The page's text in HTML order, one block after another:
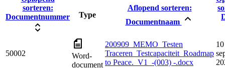
sorteren:
Documentnummer
Type
Aflopend sorteren:
Documentnaam
50002
Word-
document
200909_MEMO_Testen
Traceren_Testcapaciteit_Roadmap
to Peace._V1_-(003) -.docx
10